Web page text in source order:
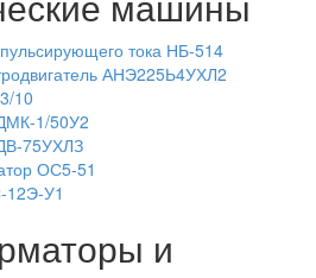
тока НБ-514
АНЭ225Ь4УХЛ2
10
1/50У2
75УХЛЗ
ОС5-51
12Э-У1
и